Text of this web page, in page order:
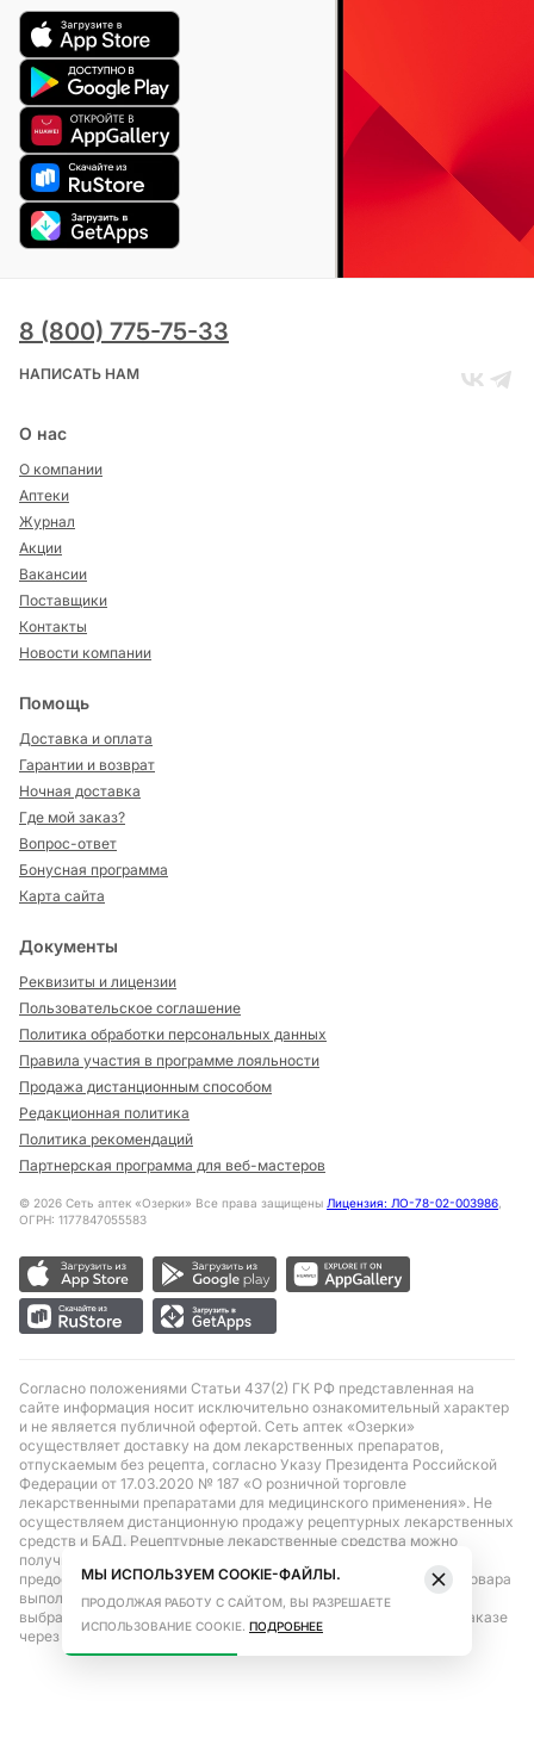
8 (800) 775-75-33
НАПИСАТЬ НАМ
О нас
О компании
Аптеки
Журнал
Акции
Вакансии
Поставщики
Контакты
Новости компании
Помощь
Доставка и оплата
Гарантии и возврат
Ночная доставка
Где мой заказ?
Вопрос-ответ
Бонусная программа
Карта сайта
Документы
Реквизиты и лицензии
Пользовательское соглашение
Политика обработки персональных данных
Правила участия в программе лояльности
Продажа дистанционным способом
Редакционная политика
Политика рекомендаций
Партнерская программа для веб-мастеров
© 2026 Сеть аптек «Озерки» Все права защищены Лицензия: ЛО-78-02-003986,
ОГРН: 1177847055583
Согласно положениями Статьи 437(2) ГК РФ представленная на
сайте информация носит исключительно ознакомительный характер
и не является публичной офертой. Сеть аптек «Озерки»
осуществляет доставку на дом лекарственных препаратов,
отпускаемым без рецепта, согласно Указу Президента Российской
Федерации от 17.03.2020 № 187 «О розничной торговле
лекарственными препаратами для медицинского применения». Не
осуществляем дистанционную продажу рецептурных лекарственных
средств и БАД. Рецептурные лекарственные средства можно
получить только при помощи самовывоза в аптеке при
предоставлении рецепта, выписанного врачом. Бронирование товара
выполняется при условиях последующего выкупа заказа в
выбранном аптечном пункте. Цена действительна только при заказе
через сайт.
МЫ ИСПОЛЬЗУЕМ COOKIE-ФАЙЛЫ.
ПРОДОЛЖАЯ РАБОТУ С САЙТОМ, ВЫ РАЗРЕШАЕТЕ
ИСПОЛЬЗОВАНИЕ COOKIE. ПОДРОБНЕЕ